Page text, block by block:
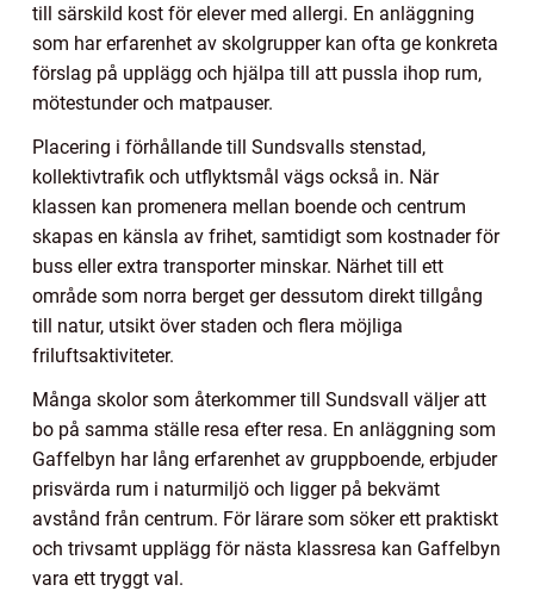
till särskild kost för elever med allergi. En anläggning
som har erfarenhet av skolgrupper kan ofta ge konkreta
förslag på upplägg och hjälpa till att pussla ihop rum,
mötestunder och matpauser.
Placering i förhållande till Sundsvalls stenstad,
kollektivtrafik och utflyktsmål vägs också in. När
klassen kan promenera mellan boende och centrum
skapas en känsla av frihet, samtidigt som kostnader för
buss eller extra transporter minskar. Närhet till ett
område som norra berget ger dessutom direkt tillgång
till natur, utsikt över staden och flera möjliga
friluftsaktiviteter.
Många skolor som återkommer till Sundsvall väljer att
bo på samma ställe resa efter resa. En anläggning som
Gaffelbyn har lång erfarenhet av gruppboende, erbjuder
prisvärda rum i naturmiljö och ligger på bekvämt
avstånd från centrum. För lärare som söker ett praktiskt
och trivsamt upplägg för nästa klassresa kan Gaffelbyn
vara ett tryggt val.